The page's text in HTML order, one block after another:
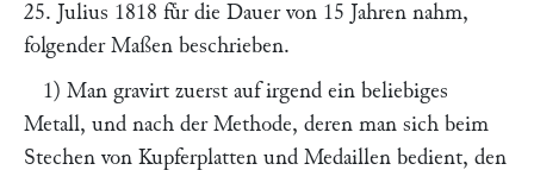
25. Julius 1818 fuͤr die Dauer von 15 Jahren nahm,
folgender Maßen beschrieben.
1) Man gravirt zuerst auf irgend ein beliebiges
Metall, und nach der Methode, deren man sich beim
Stechen von Kupferplatten und Medaillen bedient, den